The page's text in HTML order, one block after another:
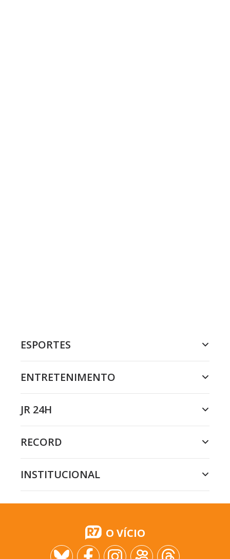
ESPORTES
ENTRETENIMENTO
JR 24H
RECORD
INSTITUCIONAL
O VÍCIO